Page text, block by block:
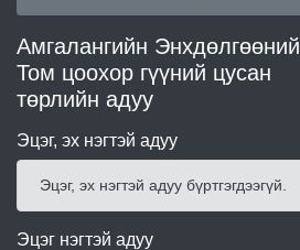
Амгалангийн Энхдөлгөөний
Том цоохор гүүний цусан
төрлийн адуу
Эцэг, эх нэгтэй адуу
Эцэг, эх нэгтэй адуу бүртгэгдээгүй.
Эцэг нэгтэй адуу